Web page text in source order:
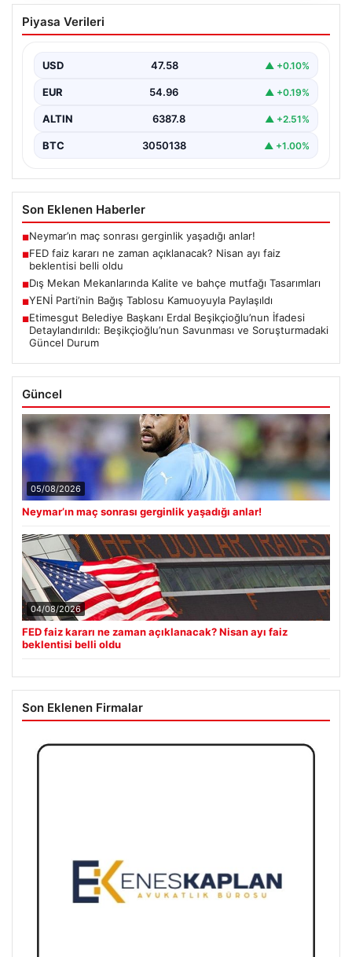
FED faiz kararı ne zaman açıklanacak?
Nisan ayı faiz beklentisi belli oldu
Piyasa Verileri
USD 47.58 ▲ +0.10%
EUR 54.96 ▲ +0.19%
ALTIN 6387.8 ▲ +2.51%
BTC 3050138 ▲ +1.00%
Son Eklenen Haberler
■Neymar’ın maç sonrası gerginlik yaşadığı anlar!
■FED faiz kararı ne zaman açıklanacak? Nisan ayı faiz
beklentisi belli oldu
■Dış Mekan Mekanlarında Kalite ve bahçe mutfağı Tasarımları
■YENİ Parti’nin Bağış Tablosu Kamuoyuyla Paylaşıldı
■Etimesgut Belediye Başkanı Erdal Beşikçioğlu’nun İfadesi
Detaylandırıldı: Beşikçioğlu’nun Savunması ve Soruşturmadaki
Güncel Durum
Güncel
05/08/2026
Neymar’ın maç sonrası gerginlik yaşadığı anlar!
04/08/2026
FED faiz kararı ne zaman açıklanacak? Nisan ayı faiz
beklentisi belli oldu
Son Eklenen Firmalar